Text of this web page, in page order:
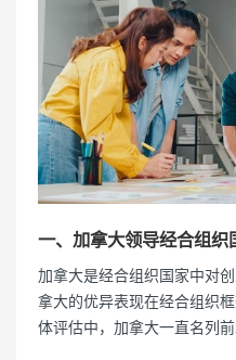
一、加拿大领导经合组织
加拿大是经合组织国家中对
拿大的优异表现在经合组织
体评估中，加拿大一直名列前